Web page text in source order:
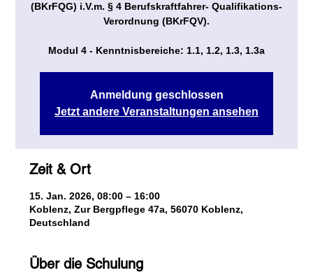
(BKrFQG) i.V.m. § 4 Berufskraftfahrer- Qualifikations-
Verordnung (BKrFQV).
Modul 4 - Kenntnisbereiche: 1.1, 1.2, 1.3, 1.3a
Anmeldung geschlossen
Jetzt andere Veranstaltungen ansehen
Zeit & Ort
15. Jan. 2026, 08:00 – 16:00
Koblenz, Zur Bergpflege 47a, 56070 Koblenz,
Deutschland
Über die Schulung